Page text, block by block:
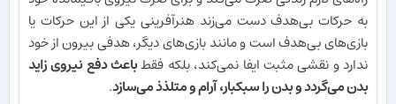
به حرکات بی‌هدف دست می‌زند هنرآفرینی یکی از این حرکات یا
بازی‌های بی‌هدف است و مانند بازی‌های دیگر، هدفی بیرون از خود
ندارد و نقشی مثبت ایفا نمی‌کند، بلکه فقطباعث دفع نیروی زاید
بدن می‌گردد و بدن را سبکبار، آرام و متلذذ می‌سازد.